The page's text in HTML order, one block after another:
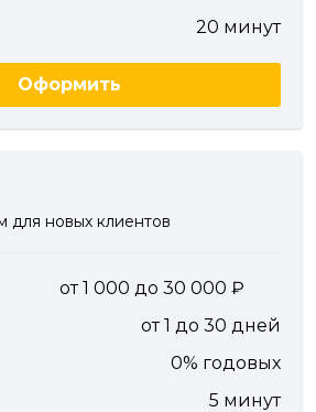
20 минут
Оформить
для новых клиентов
от 1 000 до 30 000
от 1 до 30 дней
0% годовых
5 минут